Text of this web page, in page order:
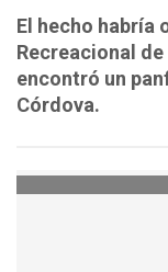
El hecho habría
Recreacional
encontró un
Córdova.